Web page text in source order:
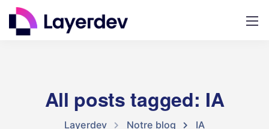
All posts tagged: IA
Layerdev Notre blog IA